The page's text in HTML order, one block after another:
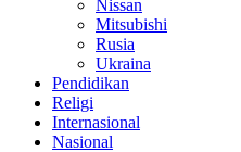
Nissan
Mitsubishi
Rusia
Ukraina
Pendidikan
Religi
Internasional
Nasional